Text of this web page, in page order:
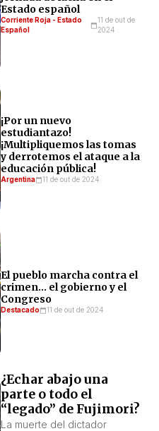
Estado español
Corriente Roja - Estado
Español
11 de out de
2024
¡Por un nuevo
estudiantazo!
¡Multipliquemos las tomas
y derrotemos el ataque a la
educación pública!
Argentina 11 de out de 2024
El pueblo marcha contra el
crimen… el gobierno y el
Congreso
Destacado 11 de out de 2024
¿Echar abajo una
parte o todo el
“legado” de Fujimori?
La muerte del dictador